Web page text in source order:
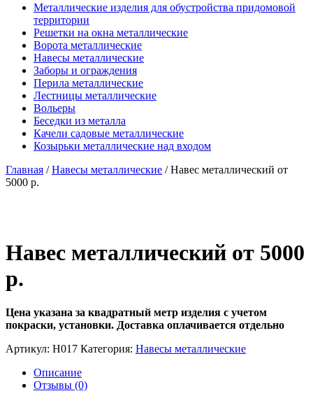
Металлические изделия для обустройства придомовой
территории
Решетки на окна металлические
Ворота металлические
Навесы металлические
Заборы и ограждения
Перила металлические
Лестницы металлические
Вольеры
Беседки из металла
Качели садовые металлические
Козырьки металлические над входом
Главная /Навесы металлические / Навес металлический от
5000 р.
Навес металлический от 5000
р.
Цена указана за квадратный метр изделия с учетом
покраски, установки. Доставка оплачивается отдельно
Артикул: Н017 Категория: Навесы металлические
Описание
Отзывы (0)